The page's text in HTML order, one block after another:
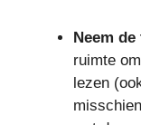
Neem
ruimte
lezen